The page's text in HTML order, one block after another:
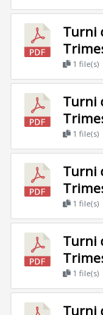
Turni
1 file(s)
Turni
1 file(s)
Turni
1 file(s)
Turni
1 file(s)
Turni